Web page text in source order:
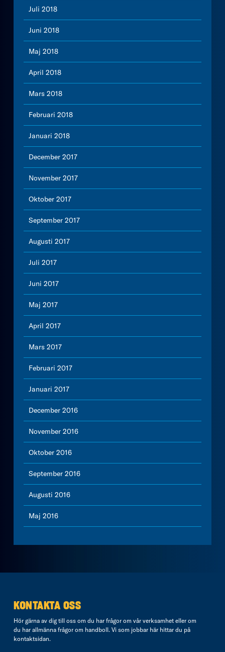
Juli 2018
Juni 2018
Maj 2018
April 2018
Mars 2018
Februari 2018
Januari 2018
December 2017
November 2017
Oktober 2017
September 2017
Augusti 2017
Juli 2017
Juni 2017
Maj 2017
April 2017
Mars 2017
Februari 2017
Januari 2017
December 2016
November 2016
Oktober 2016
September 2016
Augusti 2016
Maj 2016
KONTAKTA OSS
Hör gärna av dig till oss om du har frågor om vår verksamhet eller om
du har allmänna frågor om handboll. Vi som jobbar här hittar du på
kontaktsidan.